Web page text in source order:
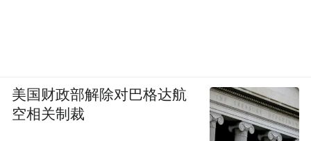
美国财政部解除对巴格达航
空相关制裁